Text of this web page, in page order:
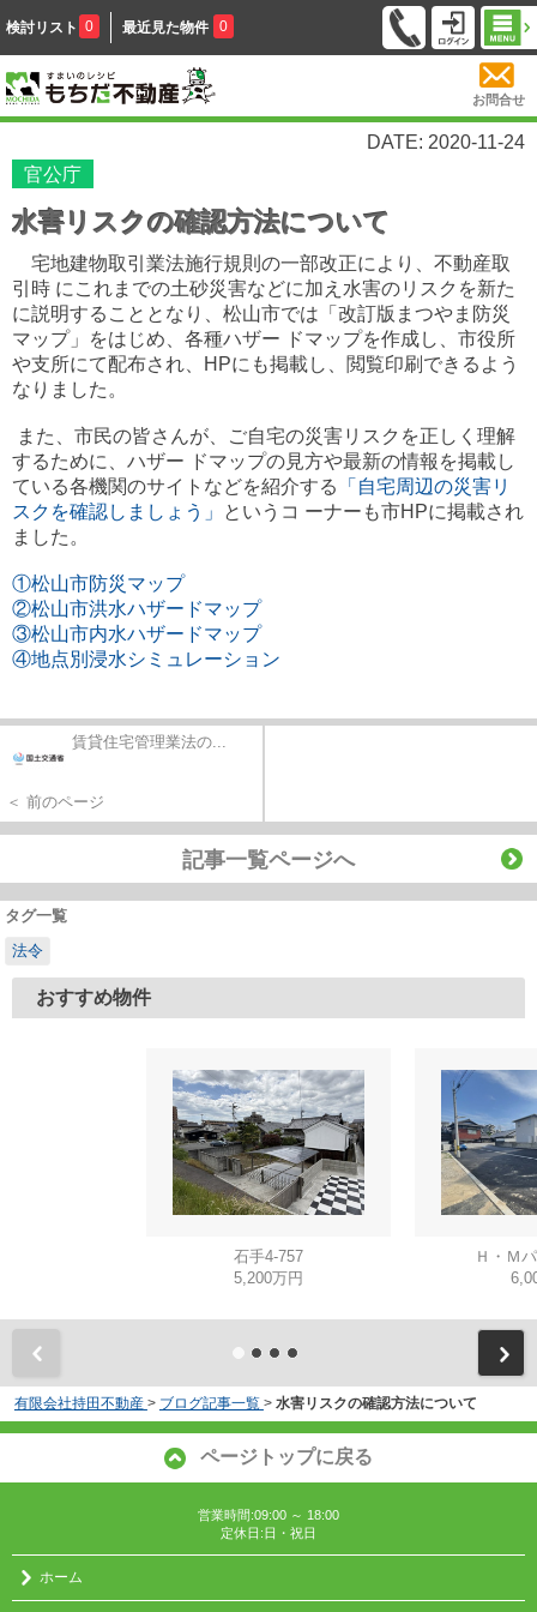
検討リスト 0 最近見た物件 0
お問合せ
DATE: 2020-11-24
官公庁
水害リスクの確認方法について
宅地建物取引業法施行規則の一部改正により、不動産取
引時 にこれまでの土砂災害などに加え水害のリスクを新た
に説明することとなり、松山市では「改訂版まつやま防災
マップ」をはじめ、各種ハザー ドマップを作成し、市役所
や支所にて配布され、HPにも掲載し、閲覧印刷できるよう
なりました。
また、市民の皆さんが、ご自宅の災害リスクを正しく理解
するために、ハザー ドマップの見方や最新の情報を掲載し
ている各機関のサイトなどを紹介する
「自宅周辺の災害リ
スクを確認しましょう」
というコ ーナーも市HPに掲載され
ました。
①松山市防災マップ
②松山市洪水ハザードマップ
③松山市内水ハザードマップ
④地点別浸水シミュレーション
賃貸住宅管理業法の...
＜ 前のページ
記事一覧ページへ
タグ一覧
法令
おすすめ物件
石手4-757
5,200万円
Ｈ・Ｍ
有限会社持田不動産 > ブログ記事一覧 > 水害リスクの確認方法について
ページトップに戻る
営業時間:09:00 ～ 18:00
定休日:日・祝日
ホーム